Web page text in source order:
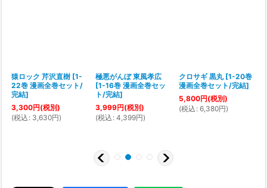
猿ロック 芹沢直樹 [1-
22巻 漫画全巻セット/
完結]
3,300円(税別)
(税込 : 3,630円)
極悪がんぼ 東風孝広
[1-16巻 漫画全巻セッ
ト/完結]
3,999円(税別)
(税込 : 4,399円)
クロサギ 黒丸 [1-20巻
漫画全巻セット/完結]
5,800円(税別)
(税込 : 6,380円)